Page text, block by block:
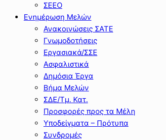
ΣΕΕΟ
Ενημέρωση Μελών
Ανακοινώσεις ΣΑΤΕ
Γνωμοδοτήσεις
Εργασιακά/ΣΣΕ
Ασφαλιστικά
Δημόσια Έργα
Βήμα Μελών
ΣΔΕ/Τμ. Κατ.
Προσφορές προς τα Μέλη
Υποδείγματα – Πρότυπα
Συνδρομές